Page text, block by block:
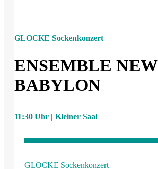
GLOCKE Sockenkonzert
ENSEMBLE NEW
BABYLON
11:30 Uhr | Kleiner Saal
GLOCKE Sockenkonzert